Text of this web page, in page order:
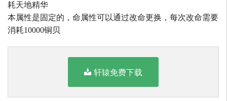
耗天地精华
本属性是固定的，命属性可以通过改命更换，每次改命需要
消耗10000铜贝
轩辕免费下载